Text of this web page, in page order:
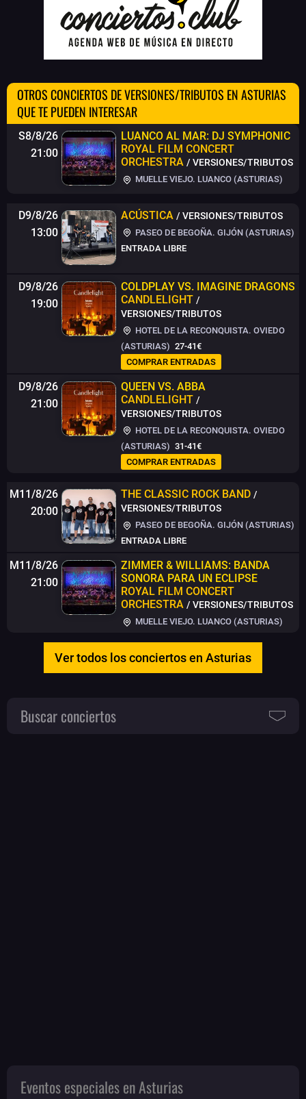
OTROS CONCIERTOS DE VERSIONES/TRIBUTOS EN ASTURIAS
QUE TE PUEDEN INTERESAR
S8/8/26
21:00
LUANCO AL MAR: DJ SYMPHONIC
ROYAL FILM CONCERT
ORCHESTRA / VERSIONES/TRIBUTOS
MUELLE VIEJO. LUANCO (ASTURIAS)
D9/8/26
13:00
ACÚSTICA / VERSIONES/TRIBUTOS
PASEO DE BEGOÑA. GIJÓN (ASTURIAS)
ENTRADA LIBRE
D9/8/26
19:00
COLDPLAY VS. IMAGINE DRAGONS
CANDLELIGHT /
VERSIONES/TRIBUTOS
HOTEL DE LA RECONQUISTA. OVIEDO
(ASTURIAS) 27-41€
COMPRAR ENTRADAS
D9/8/26
21:00
QUEEN VS. ABBA
CANDLELIGHT /
VERSIONES/TRIBUTOS
HOTEL DE LA RECONQUISTA. OVIEDO
(ASTURIAS) 31-41€
COMPRAR ENTRADAS
M11/8/26
20:00
THE CLASSIC ROCK BAND /
VERSIONES/TRIBUTOS
PASEO DE BEGOÑA. GIJÓN (ASTURIAS)
ENTRADA LIBRE
M11/8/26
21:00
ZIMMER & WILLIAMS: BANDA
SONORA PARA UN ECLIPSE
ROYAL FILM CONCERT
ORCHESTRA / VERSIONES/TRIBUTOS
MUELLE VIEJO. LUANCO (ASTURIAS)
Ver todos los conciertos en Asturias
Buscar conciertos
Eventos especiales en Asturias